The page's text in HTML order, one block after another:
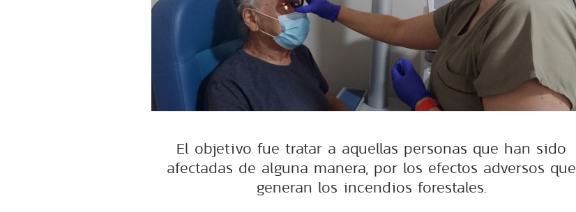
El objetivo fue tratar a aquellas personas que han sido
afectadas de alguna manera, por los efectos adversos que
generan los incendios forestales.